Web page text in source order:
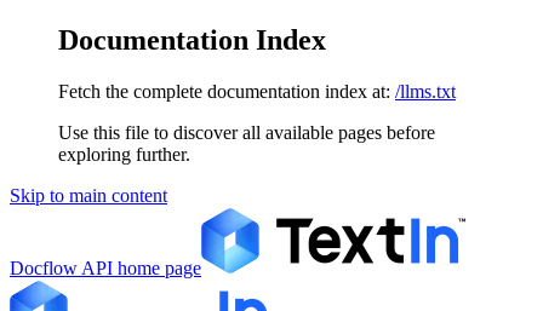
Documentation Index
Fetch the complete documentation index at: /llms.txt
Use this file to discover all available pages before
exploring further.
Skip to main content
Docflow API home page